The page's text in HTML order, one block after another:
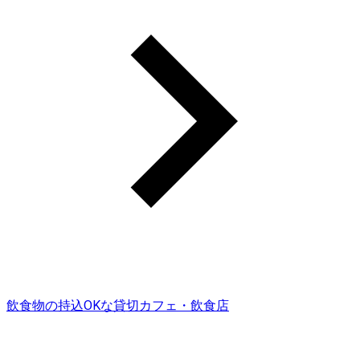
飲食物の持込OKな貸切カフェ・飲食店